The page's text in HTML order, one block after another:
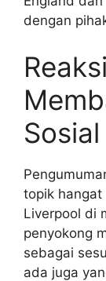
dengan
Sosial
topik hangat
Liverpool di
penyokong
sebagai
ada juga